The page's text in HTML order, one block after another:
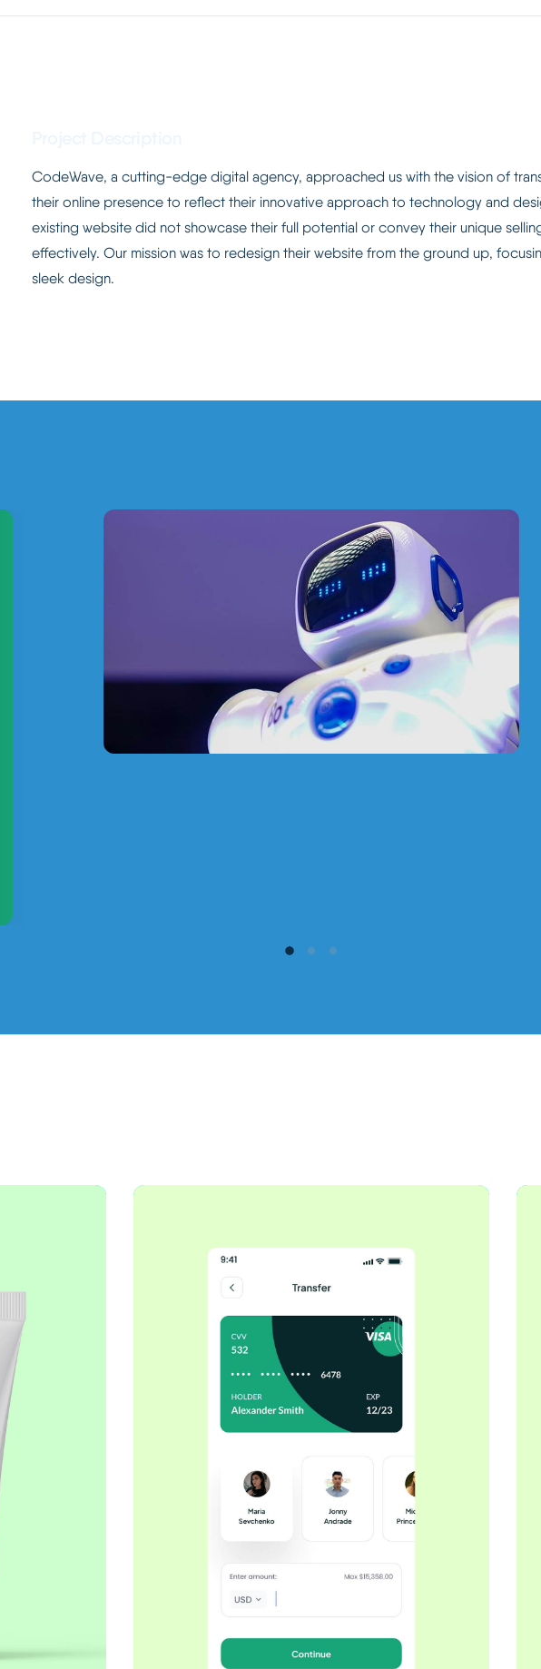
CodeWave, a cutting-edge digital agency, approached us with the vision of
their online presence to reflect their innovative approach to technology and
existing website did not showcase their full potential or convey their unique
effectively. Our mission was to redesign their website from the ground up,
sleek design.